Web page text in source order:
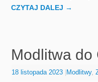
CZYTAJ DALEJ →
Modlitwa do
18 listopada 2023 Modlitwy,